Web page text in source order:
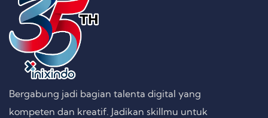
Bergabung jadi bagian talenta digital yang
kompeten dan kreatif. Jadikan skillmu untuk